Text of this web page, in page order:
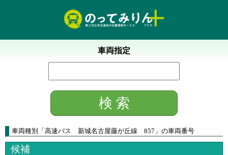
車両指定
車両種別 「 高速バス 新城名古屋藤が丘線 857 」 の車両番号
候補